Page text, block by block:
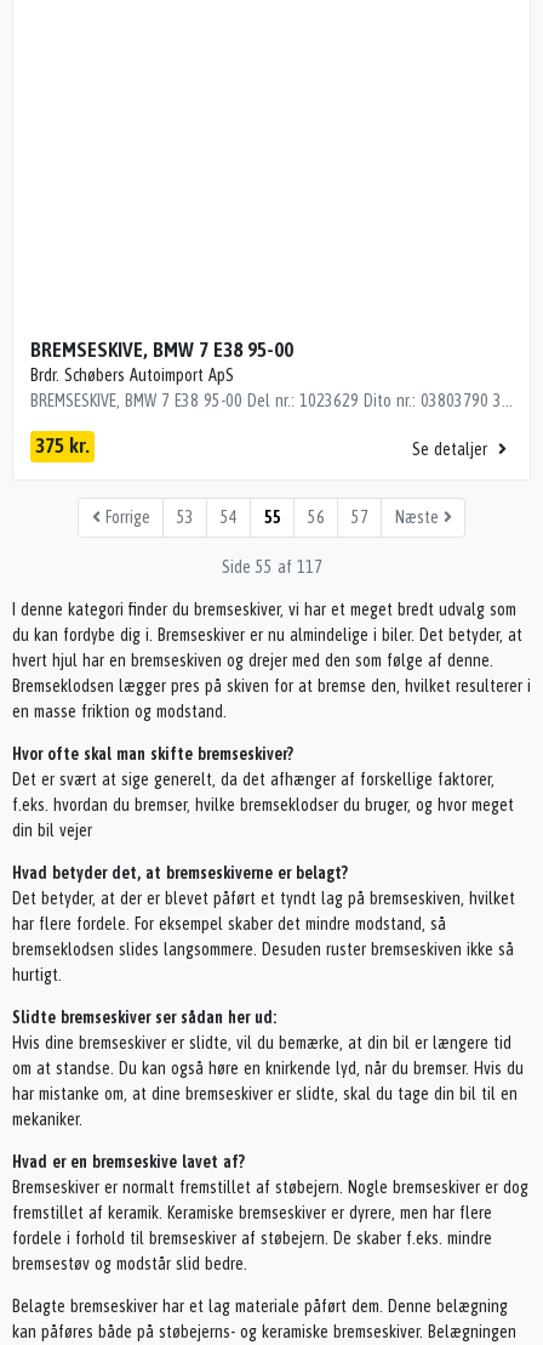
BREMSESKIVE, BMW 7 E38 95-00
Brdr. Schøbers Autoimport ApS
375 kr. Se detaljer
Forrige 53 54 55 56 57 Næste
Side 55 af 117
I denne kategori finder du bremseskiver, vi har et meget bredt udvalg som
du kan fordybe dig i. Bremseskiver er nu almindelige i biler. Det betyder, at
hvert hjul har en bremseskiven og drejer med den som følge af denne.
Bremseklodsen lægger pres på skiven for at bremse den, hvilket resulterer i
en masse friktion og modstand.
Hvor ofte skal man skifte bremseskiver?
Det er svært at sige generelt, da det afhænger af forskellige faktorer,
f.eks. hvordan du bremser, hvilke bremseklodser du bruger, og hvor meget
din bil vejer
Hvad betyder det, at bremseskiverne er belagt?
Det betyder, at der er blevet påført et tyndt lag på bremseskiven, hvilket
har flere fordele. For eksempel skaber det mindre modstand, så
bremseklodsen slides langsommere. Desuden ruster bremseskiven ikke så
hurtigt.
Slidte bremseskiver ser sådan her ud:
Hvis dine bremseskiver er slidte, vil du bemærke, at din bil er længere tid
om at standse. Du kan også høre en knirkende lyd, når du bremser. Hvis du
har mistanke om, at dine bremseskiver er slidte, skal du tage din bil til en
mekaniker.
Hvad er en bremseskive lavet af?
Bremseskiver er normalt fremstillet af støbejern. Nogle bremseskiver er dog
fremstillet af keramik. Keramiske bremseskiver er dyrere, men har flere
fordele i forhold til bremseskiver af støbejern. De skaber f.eks. mindre
bremsestøv og modstår slid bedre.
Belagte bremseskiver har et lag materiale påført dem. Denne belægning
kan påføres både på støbejerns- og keramiske bremseskiver. Belægningen